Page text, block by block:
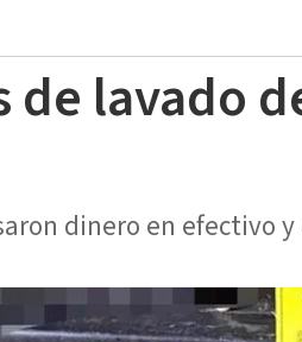
de lavado
dinero en efectivo